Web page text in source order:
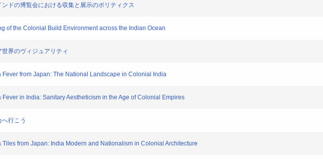
ドの博覧会における収集と展示のポリティクス
of the Colonial Build Environment across the Indian Ocean
界のヴィジュアリティ
Fever from Japan: The National Landscape in Colonial India
Fever in India: Sanitary Aestheticism in the Age of Colonial Empires
行こう
Tiles from Japan: India Modern and Nationalism in Colonial Architecture